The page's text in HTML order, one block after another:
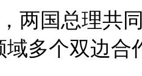
国总理共同
域多个双边合